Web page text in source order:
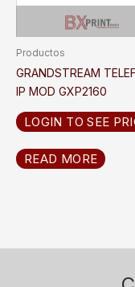
Productos
GRANDSTREAM
IP MOD GXP2160
LOGIN TO SEE
READ MORE